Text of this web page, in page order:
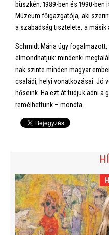
büszkén: 1989-ben és 1990-
Múzeum főigazgatója, aki
a szabadság tisztelete, a másik
Schmidt Mária úgy
elmondhatjuk: mindenki
nak szinte minden magyar
családi, helyi vonatkozásai. Jó
hőseink. Ha ezt át tudjuk adni a
remélhettünk – mondta.